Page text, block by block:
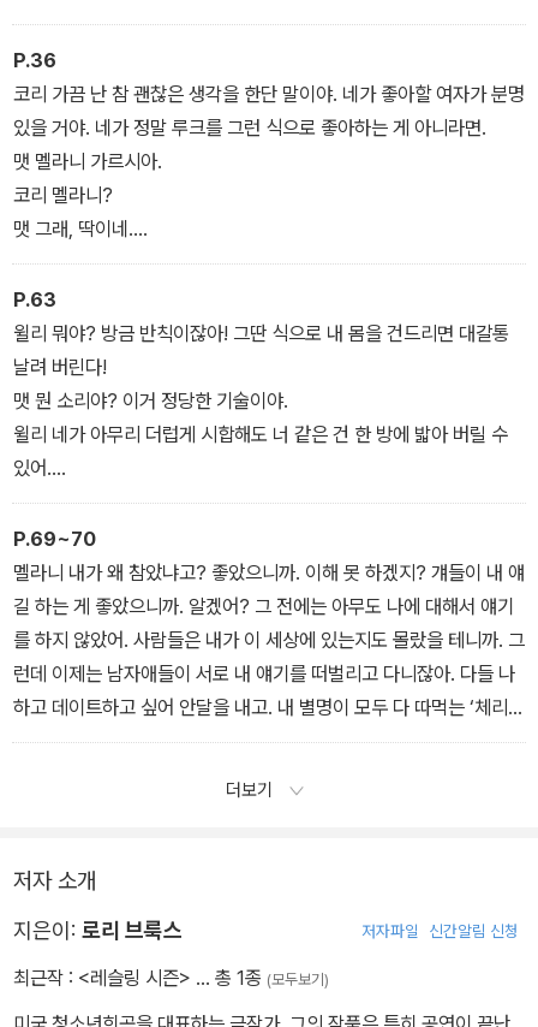
코리 너희, 아직도 모르는구나? 걔네한테 너희는 그냥 가십 거리 심
심풀이 땅콩일 뿐이야. 그게 다라고. 너희가 진짜 게이라고 해도 뭐 어
쩔 건데?
맷 나 게이 아냐. 루크도 아니고.
코리 만약에 네가 게이라고 해도 그게 뭐 어때서? 게이든 아니든 넌
변함없이 맷이잖아. 안 그래?
P.36
코리 가끔 난 참 괜찮은 생각을 한단 말이야. 네가 좋아할 여자가 분명
있을 거야. 네가 정말 루크를 그런 식으로 좋아하는 게 아니라면.
맷 멜라니 가르시아.
코리 멜라니?
맷 그래, 딱이네.
코리 네가 걔를 섹시하게 느낀다는 거 알아. 수백 번도 더 얘기했으니
까.
맷 걔도 소문 끝내주지. 학교에서 잘나가는 애들하고는 다 잤다고. 아
무나 따먹는 빨갛고 달콤한 “체리” 가르시아.
P.63
윌리 뭐야? 방금 반칙이잖아! 그딴 식으로 내 몸을 건드리면 대갈통
날려 버린다!
맷 뭔 소리야? 이거 정당한 기술이야.
윌리 네가 아무리 더럽게 시합해도 너 같은 건 한 방에 밟아 버릴 수
있어.
맷 미쳤나? 난 아무 짓도 안 했어.
P.69~70
멜라니 내가 왜 참았냐고? 좋았으니까. 이해 못 하겠지? 걔들이 내 얘
길 하는 게 좋았으니까. 알겠어? 그 전에는 아무도 나에 대해서 얘기
를 하지 않았어. 사람들은 내가 이 세상에 있는지도 몰랐을 테니까. 그
런데 이제는 남자애들이 서로 내 얘기를 떠벌리고 다니잖아. 다들 나
하고 데이트하고 싶어 안달을 내고. 내 별명이 모두 다 따먹는 ‘체리’
가르시아가 아니었으면, 네가 나에게 사귀자고 했을까? 그랬을까?
더보기
저자 소개
지은이: 로리 브룩스 저자파일 신간알림 신청
최근작 : <레슬링 시즌> … 총 1종 (모두보기)